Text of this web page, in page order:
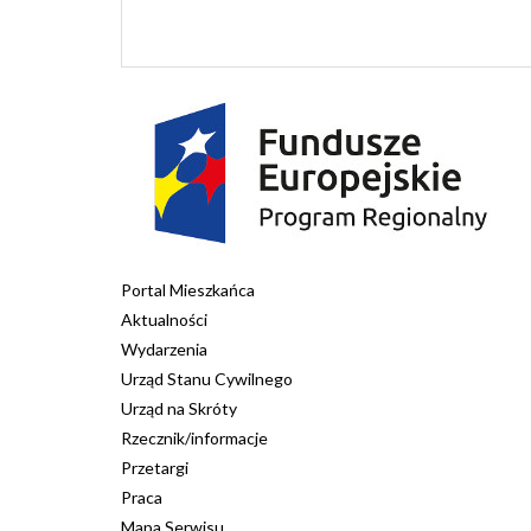
Portal Mieszkańca
Aktualności
Wydarzenia
Urząd Stanu Cywilnego
Urząd na Skróty
Rzecznik/informacje
Przetargi
Praca
Mapa Serwisu